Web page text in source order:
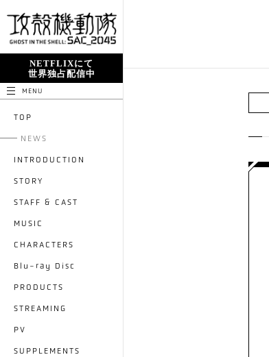
NETFLIXにて
世界独占配信中
MENU
TOP
NEWS
INTRODUCTION
STORY
STAFF & CAST
MUSIC
CHARACTERS
Blu-ray Disc
PRODUCTS
STREAMING
PV
SUPPLEMENTS